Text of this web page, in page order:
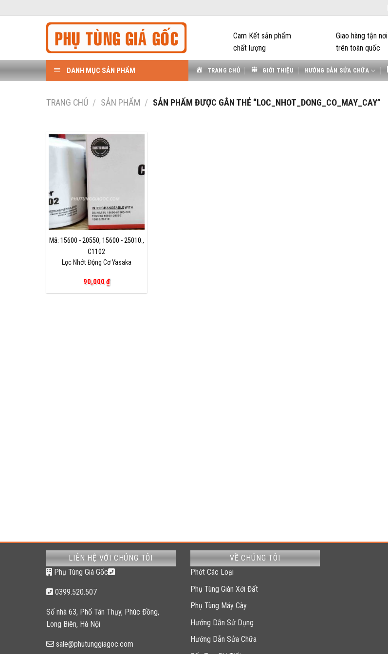
qua
Cam Kết sản phẩm
chất lượng
Giao hàng tận nơi
trên toàn quốc
DANH MỤC SẢN PHẨM TRANG CHỦ GIỚI THIỆU HƯỚNG DẪN SỬA CHỮA
TRANG CHỦ / SẢN PHẨM / SẢN PHẨM ĐƯỢC GẮN THẺ “LOC_NHOT_DONG_CO_MAY_CAY”
Mã: 15600 - 20550, 15600 - 25010.,
C1102
Lọc Nhớt Động Cơ Yasaka
90,000₫
LIÊN HỆ VỚI CHÚNG TÔI
Phụ Tùng Giá Gốc
0399.520.507
Số nhà 63, Phố Tân Thụy, Phúc Đồng,
Long Biên, Hà Nội
sale@phutunggiagoc.com
VỀ CHÚNG TÔI
Phớt Các Loại
Phụ Tùng Giàn Xới Đất
Phụ Tùng Máy Cày
Hướng Dẫn Sử Dụng
Hướng Dẫn Sửa Chữa